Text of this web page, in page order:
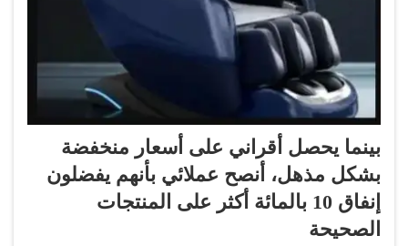
بينما يحصل أقراني على أسعار منخفضة
بشكل مذهل، أنصح عملائي بأنهم يفضلون
إنفاق 10 بالمائة أكثر على المنتجات
الصحيحة